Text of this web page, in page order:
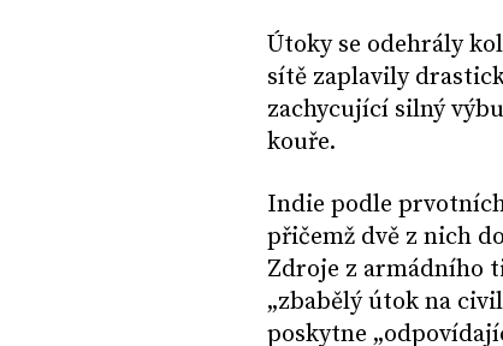
Útoky se odehrály
sítě zaplavily
zachycující silný
kouře.
Indie podle
přičemž dvě z nich
Zdroje z armádního
„zbabělý útok na
poskytne